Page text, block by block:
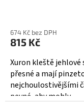
674 Kč bez DPH
815 Kč
Xuron kleště jehlové
přesné a mají
nejchoulostivějšími
pevné, aby mohly...